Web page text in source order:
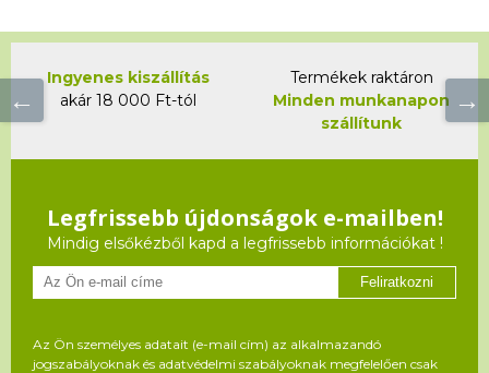
Ingyenes kiszállítás
akár 18 000 Ft-tól
Termékek raktáron
Minden munkanapon
szállítunk
Legfrissebb újdonságok e-mailben!
Mindig elsőkézből kapd a legfrissebb információkat !
Feliratkozni
Az Ön személyes adatait (e-mail cím) az alkalmazandó
jogszabályoknak és adatvédelmi szabályoknak megfelelően csak